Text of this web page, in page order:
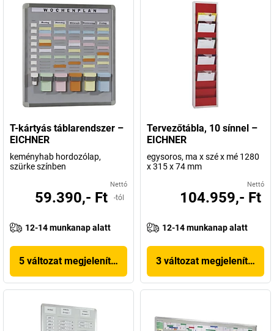
T-kártyás táblarendszer –
EICHNER
keményhab hordozólap,
szürke színben
Nettó
59.390,- Ft -tól
12-14 munkanap alatt
5 változat megjelenítése
Tervezőtábla, 10 sínnel –
EICHNER
egysoros, ma x szé x mé 1280
x 315 x 74 mm
Nettó
104.959,- Ft
12-14 munkanap alatt
3 változat megjelenítése